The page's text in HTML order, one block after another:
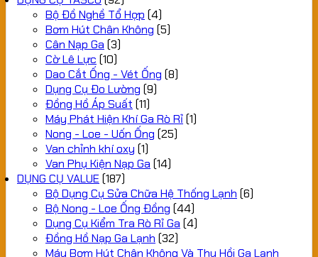
Bộ Đồ Nghề Tổ Hợp (4)
Bơm Hút Chân Không (5)
Cân Nạp Ga (3)
Cờ Lê Lực (10)
Dao Cắt Ống - Vét Ống (8)
Dụng Cụ Đo Lường (9)
Đồng Hồ Áp Suất (11)
Máy Phát Hiện Khí Ga Rò Rỉ(1)
Nong - Loe - Uốn Ống (25)
Van chỉnh khí oxy (1)
Van Phụ Kiện Nạp Ga (14)
DỤNG CỤ VALUE (187)
Bộ Dụng Cụ Sửa Chữa Hệ Thống Lạnh (6)
Bộ Nong - Loe Ống Đồng (44)
Dụng Cụ Kiểm Tra Rò Rỉ Ga (4)
Đồng Hồ Nạp Ga Lạnh (32)
Máy Bơm Hút Chân Không Và Thu Hồi Ga Lạnh